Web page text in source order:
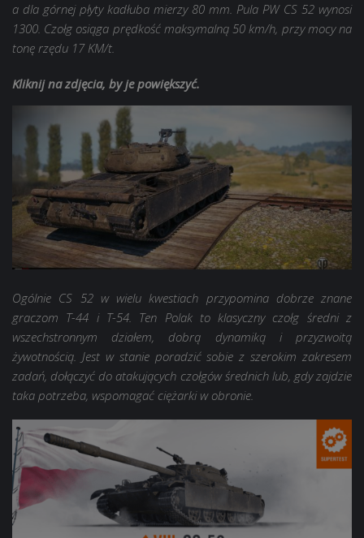
a dla górnej płyty kadłuba mierzy 80 mm. Pula PW CS 52 wynosi
1300. Czołg osiąga prędkość maksymalną 50 km/h, przy mocy na
tonę rzędu 17 KM/t.
Kliknij na zdjęcia, by je powiększyć.
Ogólnie CS 52 w wielu kwestiach przypomina dobrze znane
graczom T-44 i T-54. Ten Polak to klasyczny czołg średni z
wszechstronnym działem, dobrą dynamiką i przyzwoitą
żywotnością. Jest w stanie poradzić sobie z szerokim zakresem
zadań, dołączyć do atakujących czołgów średnich lub, gdy zajdzie
taka potrzeba, wspomagać ciężarki w obronie.